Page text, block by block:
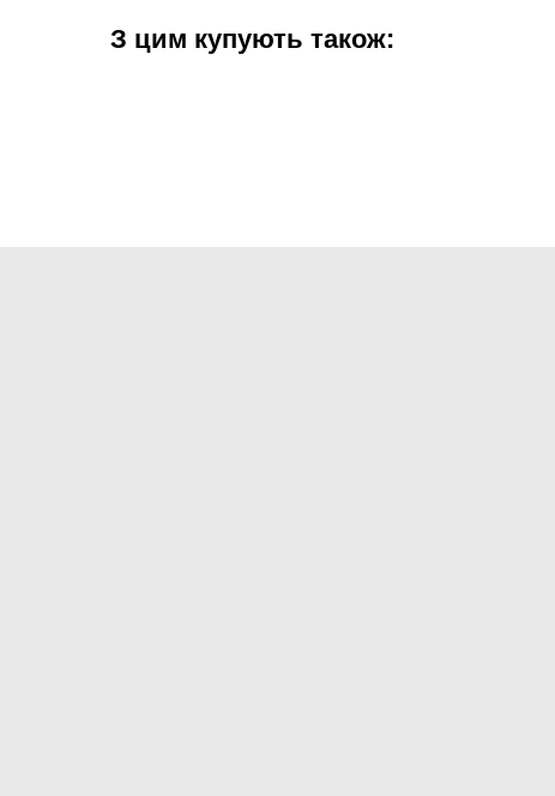
З цим купують також: